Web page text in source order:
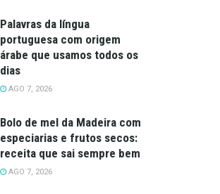
Palavras da língua
portuguesa com origem
árabe que usamos todos os
dias
AGO 7, 2026
Bolo de mel da Madeira com
especiarias e frutos secos:
receita que sai sempre bem
AGO 7, 2026